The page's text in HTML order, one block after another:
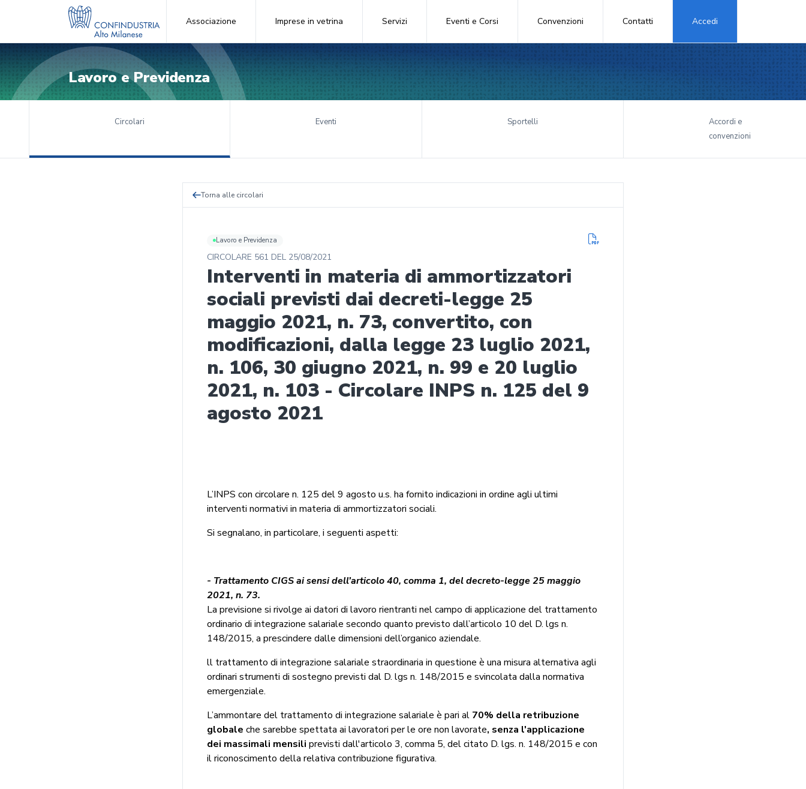
Associazione Imprese in vetrina Servizi Eventi e Corsi Convenzioni Contatti Accedi
Lavoro e Previdenza
Circolari Eventi Sportelli
Accordi e
convenzioni
Torna alle circolari
Lavoro e Previdenza
CIRCOLARE 561 DEL 25/08/2021
Interventi in materia di ammortizzatori
sociali previsti dai decreti-legge 25
maggio 2021, n. 73, convertito, con
modificazioni, dalla legge 23 luglio 2021,
n. 106, 30 giugno 2021, n. 99 e 20 luglio
2021, n. 103 - Circolare INPS n. 125 del 9
agosto 2021
L’INPS con circolare n. 125 del 9 agosto u.s. ha fornito indicazioni in ordine agli ultimi
interventi normativi in materia di ammortizzatori sociali.
Si segnalano, in particolare, i seguenti aspetti:
- Trattamento CIGS ai sensi dell’articolo 40, comma 1, del decreto-legge 25 maggio
2021, n. 73.
La previsione si rivolge ai datori di lavoro rientranti nel campo di applicazione del trattamento
ordinario di integrazione salariale secondo quanto previsto dall’articolo 10 del D. lgs n.
148/2015, a prescindere dalle dimensioni dell’organico aziendale.
ll trattamento di integrazione salariale straordinaria in questione è una misura alternativa agli
ordinari strumenti di sostegno previsti dal D. lgs n. 148/2015 e svincolata dalla normativa
emergenziale.
L’ammontare del trattamento di integrazione salariale è pari al 70% della retribuzione
globale che sarebbe spettata ai lavoratori per le ore non lavorate, senza l'applicazione
dei massimali mensili previsti dall'articolo 3, comma 5, del citato D. lgs. n. 148/2015 e con
il riconoscimento della relativa contribuzione figurativa.